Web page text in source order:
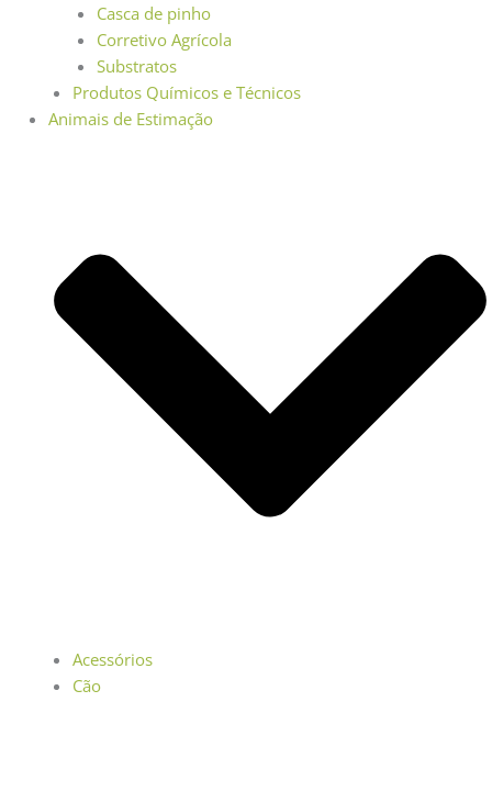
Casca de pinho
Corretivo Agrícola
Substratos
Produtos Químicos e Técnicos
Animais de Estimação
Acessórios
Cão